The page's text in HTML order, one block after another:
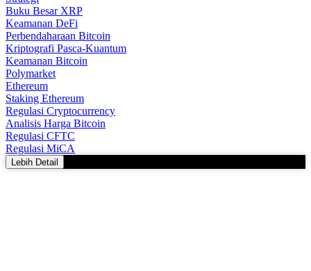
Buku Besar XRP
Keamanan DeFi
Perbendaharaan Bitcoin
Kriptografi Pasca-Kuantum
Keamanan Bitcoin
Polymarket
Ethereum
Staking Ethereum
Regulasi Cryptocurrency
Analisis Harga Bitcoin
Regulasi CFTC
Regulasi MiCA
Lebih Detail